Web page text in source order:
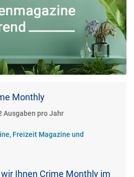
Monthly
Ausgaben pro Jahr
Freizeit Magazine und
Ihnen Crime Monthly im